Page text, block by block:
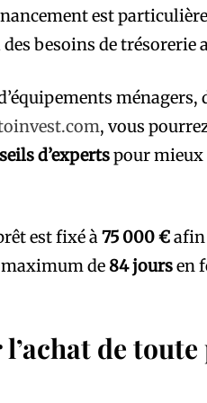
est
besoins de trésorerie
, vous
d’expertspour mieux
est fixé à75 000 €afin
maximum de84 joursen
de